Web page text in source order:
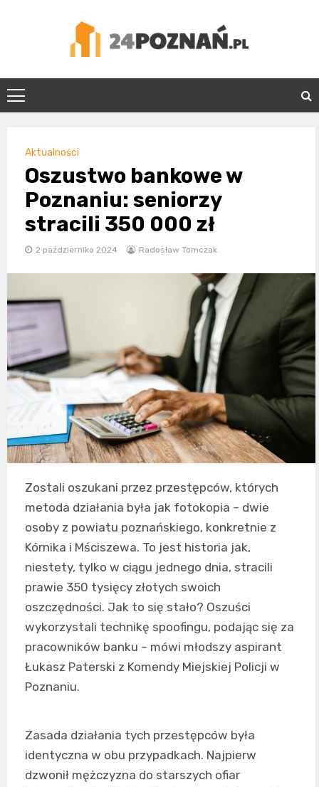
24Poznań.pl
Aktualności
Oszustwo bankowe w
Poznaniu: seniorzy
stracili 350 000 zł
2 października 2024 Radosław Tomczak
Zostali oszukani przez przestępców, których
metoda działania była jak fotokopia – dwie
osoby z powiatu poznańskiego, konkretnie z
Kórnika i Mściszewa. To jest historia jak,
niestety, tylko w ciągu jednego dnia, stracili
prawie 350 tysięcy złotych swoich
oszczędności. Jak to się stało? Oszuści
wykorzystali technikę spoofingu, podając się za
pracowników banku – mówi młodszy aspirant
Łukasz Paterski z Komendy Miejskiej Policji w
Poznaniu.
Zasada działania tych przestępców była
identyczna w obu przypadkach. Najpierw
dzwonił mężczyzna do starszych ofiar